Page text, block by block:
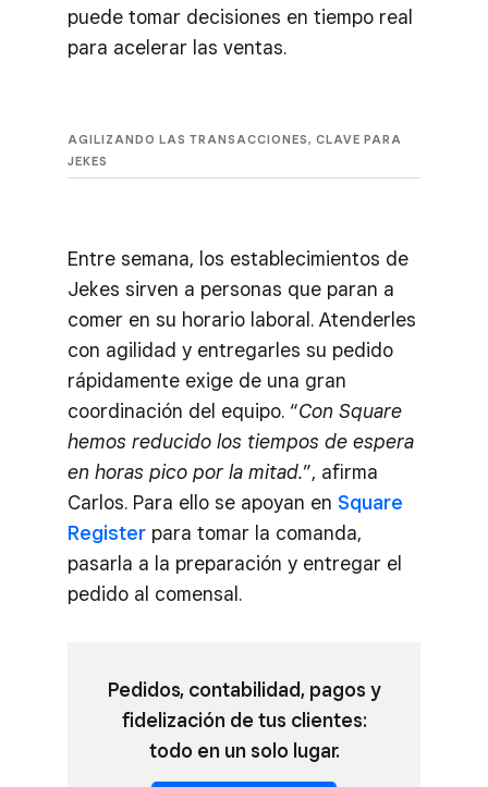
puede tomar decisiones en tiempo real
para acelerar las ventas.
AGILIZANDO LAS TRANSACCIONES, CLAVE PARA
JEKES
Entre semana, los establecimientos de
Jekes sirven a personas que paran a
comer en su horario laboral. Atenderles
con agilidad y entregarles su pedido
rápidamente exige de una gran
coordinación del equipo. “Con Square
hemos reducido los tiempos de espera
en horas pico por la mitad.”, afirma
Carlos. Para ello se apoyan en Square
Register para tomar la comanda,
pasarla a la preparación y entregar el
pedido al comensal.
Pedidos, contabilidad, pagos y
fidelización de tus clientes:
todo en un solo lugar.